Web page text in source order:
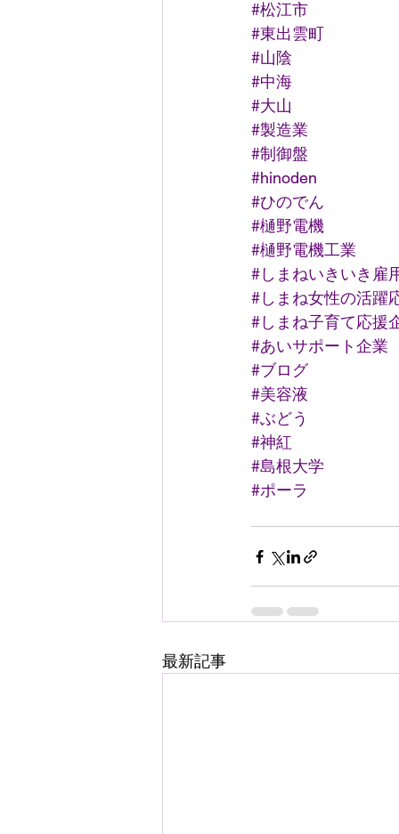
#松江市
#東出雲町
#山陰
#中海
#大山
#製造業
#制御盤
#hinoden
#ひのでん
#樋野電機
#樋野電機工業
#しまねいきいき雇
#しまね女性の活躍
#しまね子育て応援
#あいサポート企業
#ブログ
#美容液
#ぶどう
#神紅
#島根大学
#ポーラ
最新記事